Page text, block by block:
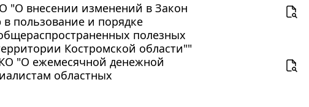
"О внесении изменений в Закон
пользование и порядке
полезных
Костромской области""
"О ежемесячной денежной
областных